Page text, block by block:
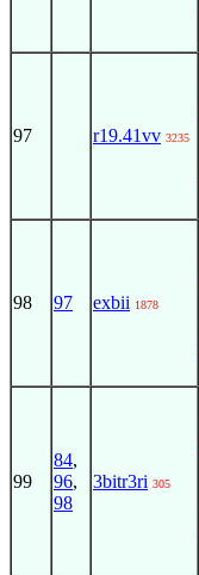
97 r19.41vv 3235
98 97 exbii 1878
99
84,
96,
98
3bitr3ri 305